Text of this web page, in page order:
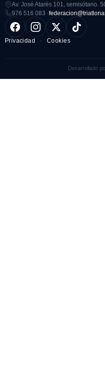
Av. José Atarés 101, semisótano.
976 516 083 ·
Privacidad · Cookies
Desarrollado